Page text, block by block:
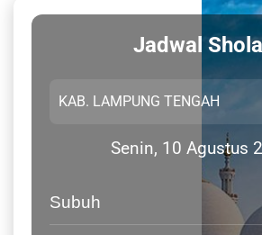
Jadwal
Senin, 10 Agustus
Subuh